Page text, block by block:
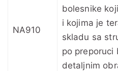
NA910
bolesnike
i kojima je
skladu sa
po preporuci
detaljnim